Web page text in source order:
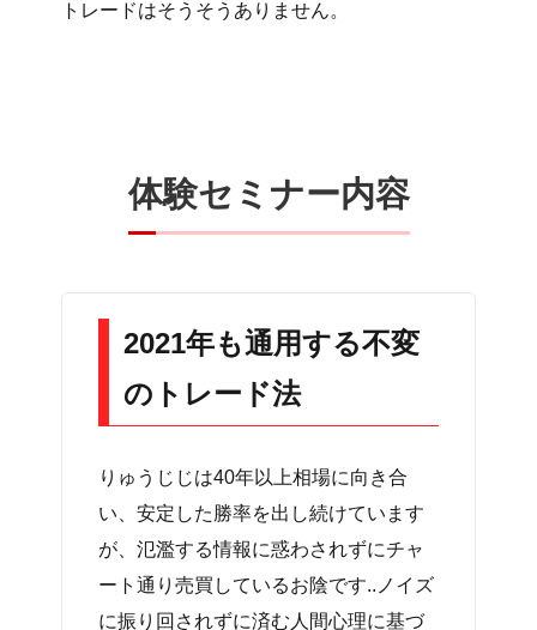
トレードはそうそうありません。
体験セミナー内容
2021年も通用する不変
のトレード法
りゅうじじは40年以上相場に向き合
い、安定した勝率を出し続けています
が、氾濫する情報に惑わされずにチャ
ート通り売買しているお陰です..ノイズ
に振り回されずに済む人間心理に基づ